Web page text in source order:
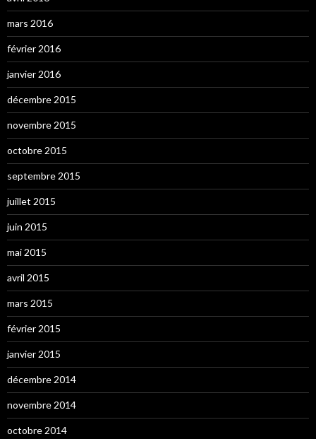
mars 2016
février 2016
janvier 2016
décembre 2015
novembre 2015
octobre 2015
septembre 2015
juillet 2015
juin 2015
mai 2015
avril 2015
mars 2015
février 2015
janvier 2015
décembre 2014
novembre 2014
octobre 2014